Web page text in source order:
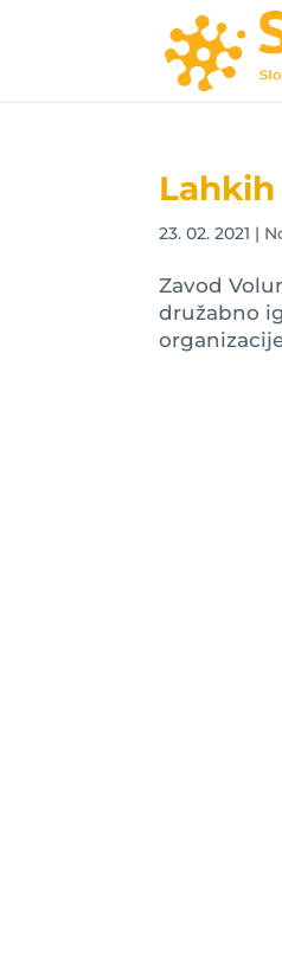
23. 02. 2021 |
Zavod
družabno